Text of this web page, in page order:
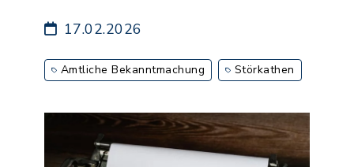
17.02.2026
Amtliche Bekanntmachung Störkathen